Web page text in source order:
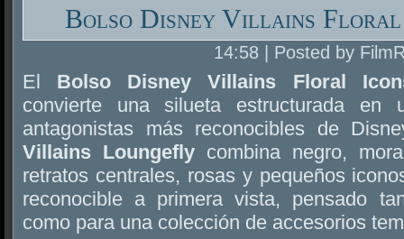
Bolso Disney Villains Floral
14:58 | Posted by
El Bolso Disney Villains Floral
convierte una silueta estructurada en
antagonistas más reconocibles de
Villains Loungefly combina negro,
retratos centrales, rosas y pequeños
reconocible a primera vista, pensado
como para una colección de accesorios